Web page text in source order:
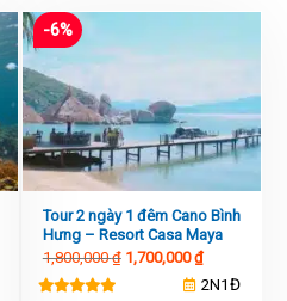
-6%
Tour 2 ngày 1 đêm Cano Bình
Hưng – Resort Casa Maya
1,800,000₫ 1,700,000₫
2N1Đ